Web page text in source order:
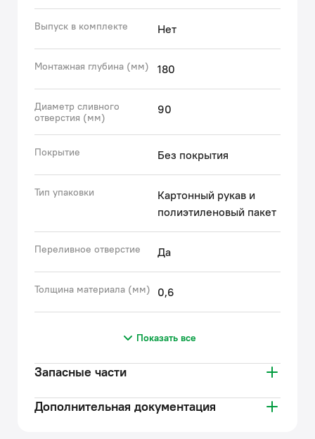
(с) Авторский текст, декабрь 2025 г.
Выпуск в комплекте Нет
Монтажная глубина (мм) 180
Диаметр сливного
отверстия (мм)
90
Покрытие Без покрытия
Тип упаковки
Картонный рукав и
полиэтиленовый пакет
Переливное отверстие Да
Толщина материала (мм) 0,6
Показать все
Запасные части
Дополнительная документация